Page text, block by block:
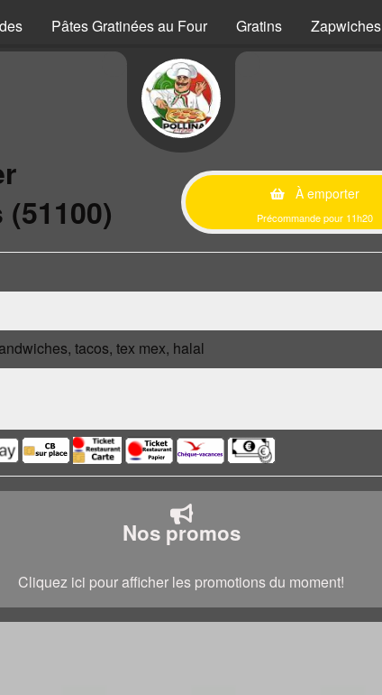
Pâtes Gratinées au Four Gratins Zapwiches
À emporter
Précommande pour 11h20
tacos, tex mex, halal
Nos promos
Cliquez ici pour afficher les promotions du moment!